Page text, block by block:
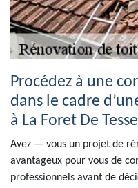
Procédez à une
dans le cadre
à La Foret De
Avez — vous un projet de
avantageux pour vous de
professionnels avant de